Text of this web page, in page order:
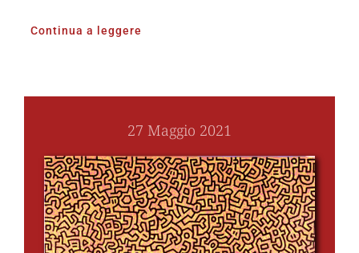
Continua a leggere
27 Maggio 2021